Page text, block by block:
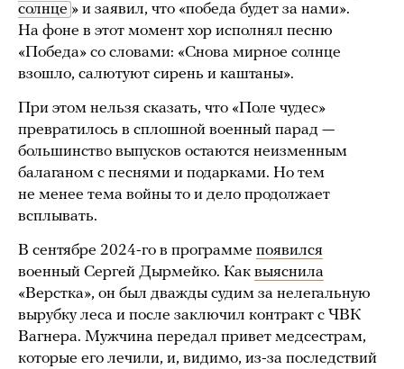
солнце » и заявил, что «победа будет за нами».
На фоне в этот момент хор исполнял песню
«Победа» со словами: «Снова мирное солнце
взошло, салютуют сирень и каштаны».
При этом нельзя сказать, что «Поле чудес»
превратилось в сплошной военный парад —
большинство выпусков остаются неизменным
балаганом с песнями и подарками. Но тем
не менее тема войны то и дело продолжает
всплывать.
В сентябре 2024-го в программе появился
военный Сергей Дырмейко. Как выяснила
«Верстка», он был дважды судим за нелегальную
вырубку леса и после заключил контракт с ЧВК
Вагнера. Мужчина передал привет медсестрам,
которые его лечили, и, видимо, из-за последствий